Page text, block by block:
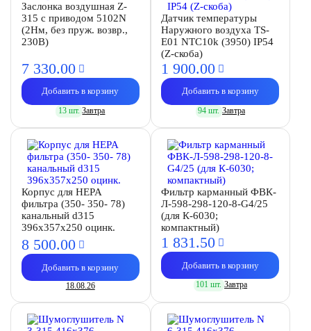
Заслонка воздушная Z-
315 с приводом 5102N
(2Нм, без пруж. возвр.,
230В)
7 330.00
Добавить в корзину
13 шт. Завтра
Датчик температуры
Наружного воздуха TS-
E01 NTC10k (3950) IP54
(Z-скоба)
1 900.00
Добавить в корзину
94 шт. Завтра
Корпус для HEPA
фильтра (350- 350- 78)
канальный d315
396х357х250 оцинк.
8 500.00
Добавить в корзину
18.08.26
Фильтр карманный ФВК-
Л-598-298-120-8-G4/25
(для К-6030;
компактный)
1 831.50
Добавить в корзину
101 шт. Завтра